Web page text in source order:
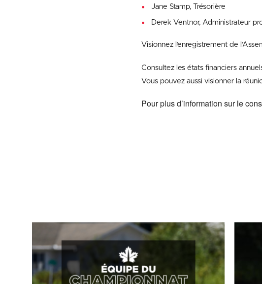
Jane Stamp, Trésorière
Derek Ventnor, Administrateur
Visionnez l’enregistrement de
Consultez les états financiers
Vous pouvez aussi visionner la
Pour plus d’information sur le